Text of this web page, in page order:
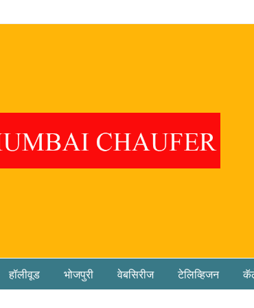
हॉलीवूड भोजपुरी वेबसिरीज टेलिव्हिजन